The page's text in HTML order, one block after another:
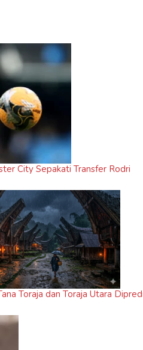
City Sepakati Transfer Rodri
Toraja dan Toraja Utara